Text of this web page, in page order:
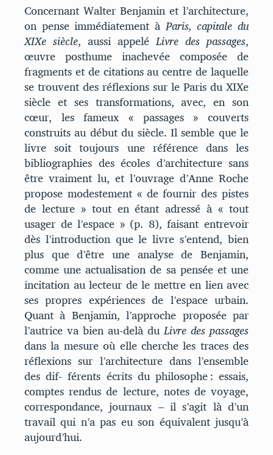
Concernant Walter Benjamin et l’architecture,
on pense immédiatement àParis, capitale du
XIXe siècle, aussi appeléLivre des passages,
œuvre posthume inachevée composée de
fragments et de citations au centre de laquelle
se trouvent des réflexions sur le Paris du XIXe
siècle et ses transformations, avec, en son
cœur, les fameux « passages » couverts
construits au début du siècle. Il semble que le
livre soit toujours une référence dans les
bibliographies des écoles d’architecture sans
être vraiment lu, et l’ouvrage d’Anne Roche
propose modestement « de fournir des pistes
de lecture » tout en étant adressé à « tout
usager de l’espace » (p. 8), faisant entrevoir
dès l’introduction que le livre s’entend, bien
plus que d’être une analyse de Benjamin,
comme une actualisation de sa pensée et une
incitation au lecteur de le mettre en lien avec
ses propres expériences de l’espace urbain.
Quant à Benjamin, l’approche proposée par
l’autrice va bien au-delà duLivre des passages
dans la mesure où elle cherche les traces des
réflexions sur l’architecture dans l’ensemble
des dif- férents écrits du philosophe : essais,
comptes rendus de lecture, notes de voyage,
correspondance, journaux – il s’agit là d’un
travail qui n’a pas eu son équivalent jusqu’à
aujourd’hui.